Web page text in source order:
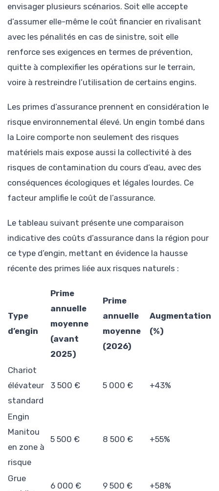
envisager plusieurs scénarios. Soit elle accepte
d’assumer elle-même le coût financier en rivalisant
avec les pénalités en cas de sinistre, soit elle
renforce ses exigences en termes de prévention,
quitte à complexifier les opérations sur le terrain,
voire à restreindre l’utilisation de certains engins.
Les primes d’assurance prennent en considération le
risque environnemental élevé. Un engin tombé dans
la Loire comporte non seulement des risques
matériels mais expose aussi la collectivité à des
risques de contamination du cours d’eau, avec des
conséquences écologiques et légales lourdes. Ce
facteur amplifie le coût de l’assurance.
Le tableau suivant présente une comparaison
indicative des coûts d’assurance dans la région pour
ce type d’engin, mettant en évidence la hausse
récente des primes liée aux risques naturels :
Type
d’engin
Prime
annuelle
moyenne
(avant
2025)
Prime
annuelle
moyenne
(2026)
Augmentation
(%)
Chariot
élévateur
standard
3 500 € 5 000 € +43%
Engin
Manitou
en zone à
risque
5 500 € 8 500 € +55%
Grue
6 000 € 9 500 € +58%